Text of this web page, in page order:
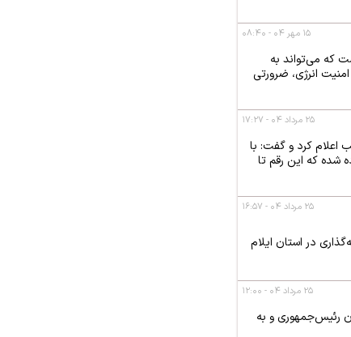
که می‌تواند به
انرژی، ضرورتی
۱۵ مهر ۰۴ - ۰۸:۴۰
دولت چهاردهم را روزانه حدود ۳۳۰ میلیون فوت‌مکعب اعلام کرد و گفت: با
این ظرفیت افزوده شده که این رقم تا
۲۵ مرداد ۰۴ - ۱۷:۲۷
این صندوق برای سرمایه‌گذاری در استان ایلام
۲۵ مرداد ۰۴ - ۱۶:۵۷
با سرمایه‌گذاری ۱.۶ میلیارد دلار با فرمان رئیس‌جمهوری و به
۲۵ مرداد ۰۴ - ۱۲:۰۰